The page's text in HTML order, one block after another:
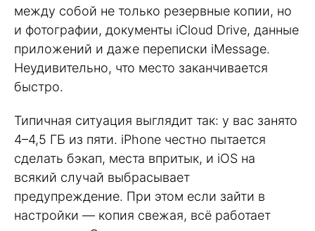
между собой не только резервные копии, но
и фотографии, документы iCloud Drive, данные
приложений и даже переписки iMessage.
Неудивительно, что место заканчивается
быстро.
Типичная ситуация выглядит так: у вас занято
4–4,5 ГБ из пяти. iPhone честно пытается
сделать бэкап, места впритык, и iOS на
всякий случай выбрасывает
предупреждение. При этом если зайти в
настройки — копия свежая, всё работает